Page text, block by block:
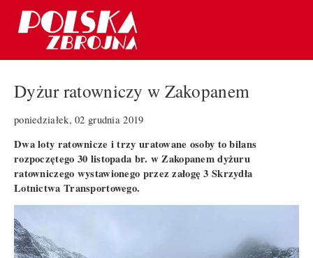
Dyżur ratowniczy w Zakopanem
poniedziałek, 02 grudnia 2019
Dwa loty ratownicze i trzy uratowane osoby to bilans
rozpoczętego 30 listopada br. w Zakopanem dyżuru
ratowniczego wystawionego przez załogę 3 Skrzydła
Lotnictwa Transportowego.